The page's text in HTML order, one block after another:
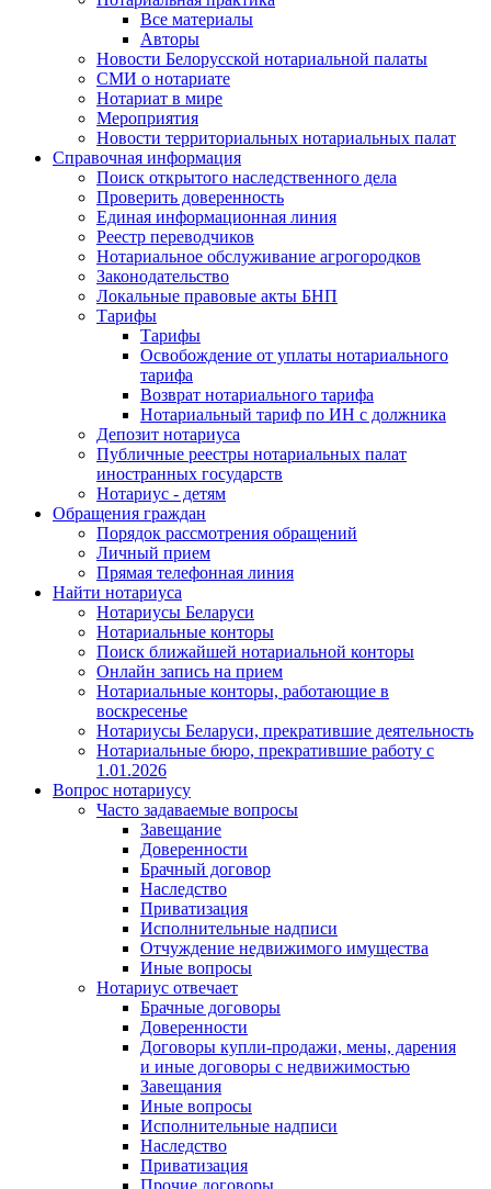
Все материалы
Авторы
Новости Белорусской нотариальной палаты
СМИ о нотариате
Нотариат в мире
Мероприятия
Новости территориальных нотариальных палат
Справочная информация
Поиск открытого наследственного дела
Проверить доверенность
Единая информационная линия
Реестр переводчиков
Нотариальное обслуживание агрогородков
Законодательство
Локальные правовые акты БНП
Тарифы
Тарифы
Освобождение от уплаты нотариального
тарифа
Возврат нотариального тарифа
Нотариальный тариф по ИН с должника
Депозит нотариуса
Публичные реестры нотариальных палат
иностранных государств
Нотариус - детям
Обращения граждан
Порядок рассмотрения обращений
Личный прием
Прямая телефонная линия
Найти нотариуса
Нотариусы Беларуси
Нотариальные конторы
Поиск ближайшей нотариальной конторы
Онлайн запись на прием
Нотариальные конторы, работающие в
воскресенье
Нотариусы Беларуси, прекратившие деятельность
Нотариальные бюро, прекратившие работу с
1.01.2026
Вопрос нотариусу
Часто задаваемые вопросы
Завещание
Доверенности
Брачный договор
Наследство
Приватизация
Исполнительные надписи
Отчуждение недвижимого имущества
Иные вопросы
Нотариус отвечает
Брачные договоры
Доверенности
Договоры купли-продажи, мены, дарения
и иные договоры с недвижимостью
Завещания
Иные вопросы
Исполнительные надписи
Наследство
Приватизация
Прочие договоры